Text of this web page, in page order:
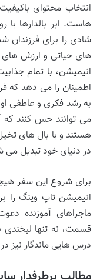
انتخاب محتوای
هاست. ابر بالدارها
شادی را برای فرزندان
های حیاتی و ارزش های
انیمیشن، با تمام
اطمینان را می دهد که
به رشد فکری و عاطفی
می توانند حس کنند که
هستند و با بال های
در دنیای خود تبدیل می
برای شروع این سفر
انیمیشن تاپ وینگ را
ماجراهای آموزنده
قسمت، نه تنها
درس هایی ماندگار